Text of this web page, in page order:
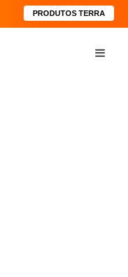
PRODUTOS TERRA